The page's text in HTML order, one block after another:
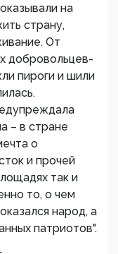
на
страну,
От
добровольцев-
пироги и шили
– в стране
о
и прочей
так и
то, о чем
народ, а
патриотов".